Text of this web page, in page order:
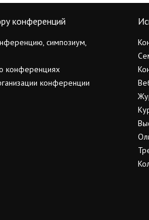
конференций
симпозиум,
конференциях
конференции